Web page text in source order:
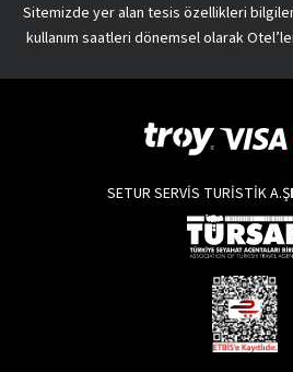
Sitemizde yer alan tesis özellikleri
kullanım saatleri dönemsel olarak
SETUR SERVİS TURİSTİK A.Ş